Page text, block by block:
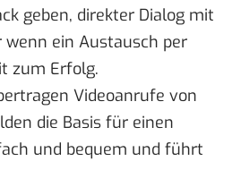
geben, direkter Dialog mit
ein Austausch per
zum Erfolg.
Videoanrufe von
die Basis für einen
und bequem und führt